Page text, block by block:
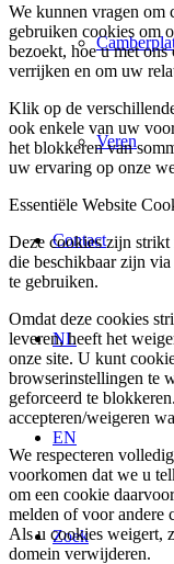
Veren
Contact
NL
EN
Zoek
We kunnen vragen om
gebruiken cookies om
bezoekt, hoe u met
verrijken en om uw
Klik op de
ook enkele van uw
het blokkeren van
uw ervaring op onze
Essentiële Website
Deze cookies zijn strikt
die beschikbaar zijn
te gebruiken.
Omdat deze cookies
leveren, heeft het
onze site. U kunt
browserinstellingen te
geforceerd te
accepteren/weigeren
We respecteren
voorkomen dat we u
om een cookie
melden of voor andere
Als u cookies weigert,
domein verwijderen.